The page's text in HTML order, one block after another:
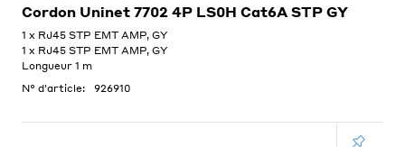
Cordon Uninet 7702 4P LS0H Cat6A STP GY
1 x RJ45 STP EMT AMP, GY
1 x RJ45 STP EMT AMP, GY
Longueur 1 m
N° d'article:
926910